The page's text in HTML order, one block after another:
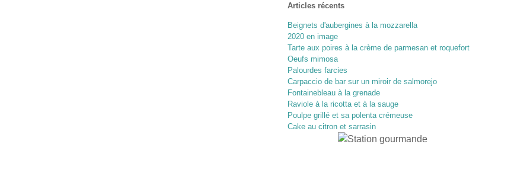
Articles récents
Beignets d'aubergines à la mozzarella
2020 en image
Tarte aux poires à la crème de parmesan et roquefort
Oeufs mimosa
Palourdes farcies
Carpaccio de bar sur un miroir de salmorejo
Fontainebleau à la grenade
Raviole à la ricotta et à la sauge
Poulpe grillé et sa polenta crémeuse
Cake au citron et sarrasin